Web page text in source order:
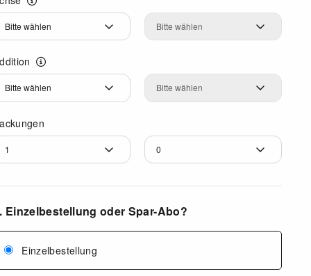
Achse
Addition
Einzelbestellung oder Spar-Abo?
Einzelbestellung